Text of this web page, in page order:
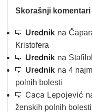
Skorašnji komentari
Urednik na
Kristofera
Urednik na
Urednik na 4
polnih bolesti
Caca Lepojević
ženskih polnih bolesti